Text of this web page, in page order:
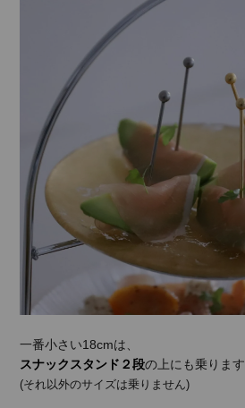
一番小さい18cmは、
スナックスタンド２段の上にも乗ります
(それ以外のサイズは乗りません)